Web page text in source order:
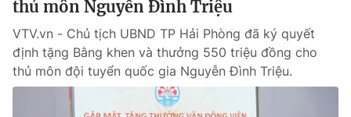
thủ môn Nguyễn Đình Triệu
VTV.vn - Chủ tịch UBND TP Hải Phòng đã ký quyết
định tặng Bằng khen và thưởng 550 triệu đồng cho
thủ môn đội tuyển quốc gia Nguyễn Đình Triệu.